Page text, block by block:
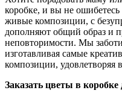
коробке, и вы не
живые композиции, с
дополняют общий образ и
неповторимости. Мы
изготавливая самые
композиции, удовлетворяя
Заказать цветы в